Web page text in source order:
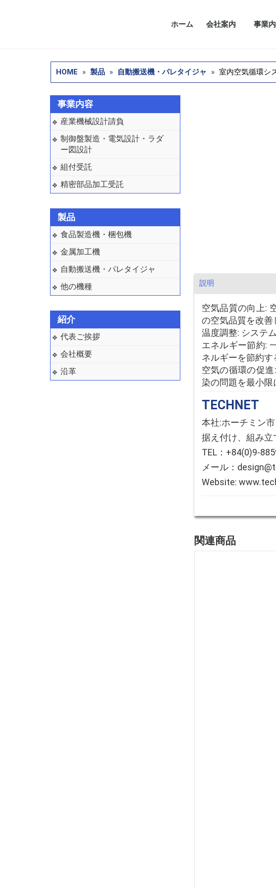
ホーム 会社案内 事業
HOME » 製品 » 自動搬送機・パレタイジャ » 室内空気循環シ
事業内容
産業機械設計請負
制御盤製造・電気設計・ラダ
ー図設計
組付受託
精密部品加工受託
製品
食品製造機・梱包機
金属加工機
自動搬送機・パレタイジャ
他の機種
紹介
代表ご挨拶
会社概要
沿革
説明
空気品質の向上:
の空気品質を改善
温度調整: システ
エネルギー節約:
ネルギーを節約す
空気の循環の促
染の問題を最小限
TECHNET
本社:ホーチミン市
据え付け、組み立
TEL：+84(0)9-
メール：
Website:
関連商品